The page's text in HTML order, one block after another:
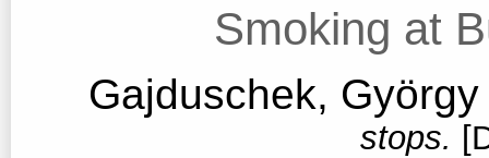
Smoking at
Gajduschek, György
stops.